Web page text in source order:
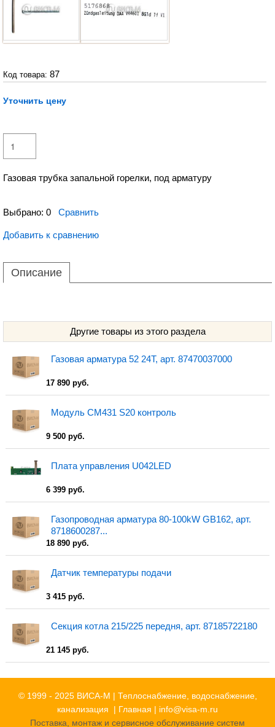
Код товара: 87
Уточнить цену
Газовая трубка запальной горелки, под арматуру
Выбрано: 0 Сравнить
Добавить к сравнению
Описание
Другие товары из этого раздела
Газовая арматура 52 24Т, арт. 87470037000
17 890 руб.
Модуль CM431 S20 контроль
9 500 руб.
Плата управления U042LED
6 399 руб.
Газопроводная арматура 80-100kW GB162, арт.
8718600287...
18 890 руб.
Датчик температуры подачи
3 415 руб.
Секция котла 215/225 передня, арт. 87185722180
21 145 руб.
© 1999 - 2025 ВИСА-М | Теплоснабжение, водоснабжение,
канализация | Главная | info@visa-m.ru
Поставка, монтаж и сервисное обслуживание систем